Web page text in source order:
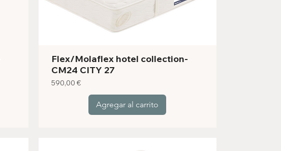
Flex/Molaflex hotel collection-
CM24 CITY 27
Precio
590,00 €
Agregar al carrito